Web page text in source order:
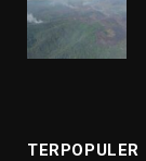
TERPOPULER